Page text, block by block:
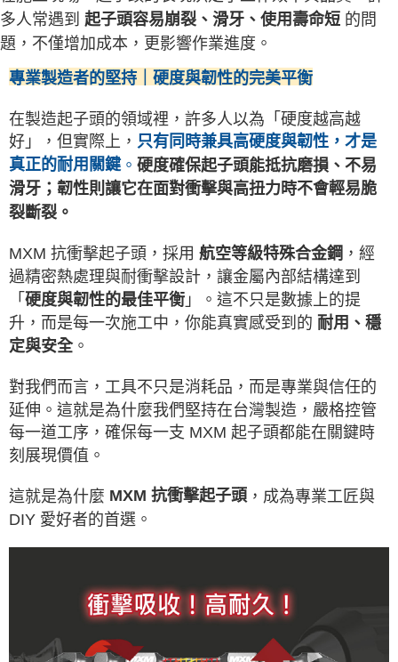
多人常遇到 起子頭容易崩裂、滑牙、使用壽命短 的問
題，不僅增加成本，更影響作業進度。
專業製造者的堅持｜硬度與韌性的完美平衡
在製造起子頭的領域裡，許多人以為「硬度越高越
好」，但實際上， 只有同時兼具高硬度與韌性，才是
真正的耐用關鍵。 硬度確保起子頭能抵抗磨損、不易
滑牙；韌性則讓它在面對衝擊與高扭力時不會輕易脆
裂斷裂。
MXM 抗衝擊起子頭，採用 航空等級特殊合金鋼 ，經
過精密熱處理與耐衝擊設計，讓金屬內部結構達到
「 硬度與韌性的最佳平衡 」。這不只是數據上的提
升，而是每一次施工中，你能真實感受到的 耐用、穩
定與安全。
對我們而言，工具不只是消耗品，而是專業與信任的
延伸。這就是為什麼我們堅持在台灣製造，嚴格控管
每一道工序，確保每一支 MXM 起子頭都能在關鍵時
刻展現價值。
這就是為什麼 MXM 抗衝擊起子頭 ，成為專業工匠與
DIY 愛好者的首選。